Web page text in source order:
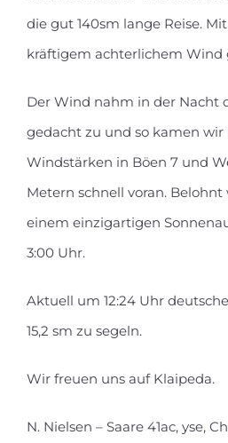
die gut 140sm lange Reise.
kräftigem achterlichem Wind
Der Wind nahm in der Nacht
gedacht zu und so kamen wir
Windstärken in Böen 7 und
Metern schnell voran.
einem einzigartigen
3:00 Uhr.
Aktuell um 12:24 Uhr
15,2 sm zu segeln.
Wir freuen uns auf Klaipeda.
N. Nielsen – Saare 41ac, yse,